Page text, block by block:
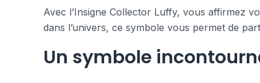
Avec l’Insigne Collector Luffy, vous affirmez
dans l’univers, ce symbole vous permet de
Un symbole